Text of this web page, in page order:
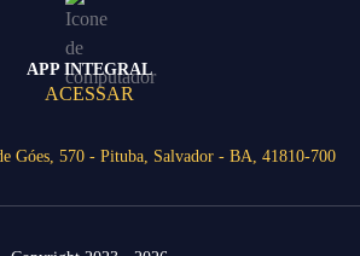
APP INTEGRAL
ACESSAR
Góes, 570 - Pituba, Salvador - BA, 41810-700